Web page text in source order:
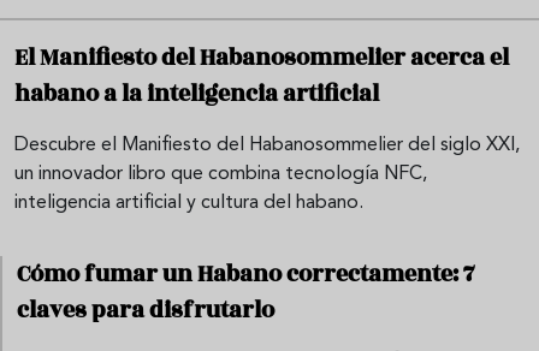
El Manifiesto del Habanosommelier acerca el
habano a la inteligencia artificial
Descubre el Manifiesto del Habanosommelier del siglo XXI,
un innovador libro que combina tecnología NFC,
inteligencia artificial y cultura del habano.
Cómo fumar un Habano correctamente: 7
claves para disfrutarlo